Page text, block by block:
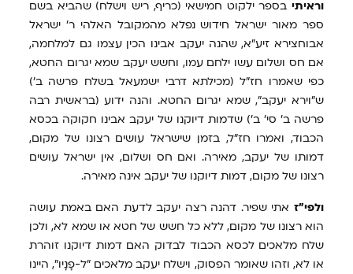
וראיתי בספר ילקוט חמישאי (כריף, ריש וישלח) שהביא בשם
ספר מאור ישראל חידוש נפלא מהמקובל האלהי ר' ישראל
אבוחצירא זיע"א, שהנה יעקב אבינו הכין עצמו גם למלחמה,
אם חס ושלום עשו ילחם עמו, וחשש יעקב שמא יגרום החטא,
כפי שאמרו חז"ל (מכילתא דרבי ישמעאל בשלח פרשה ב')
ש"וירא יעקב", שמא יגרום החטא. והנה ידוע (בראשית רבה
פרשה ב' סי' ב') שדמות דיוקנו של יעקב אבינו חקוקה בכסא
הכבוד, ואמרו חז"ל, בזמן שישראל עושים רצונו של מקום,
דמותו של יעקב, מאירה. ואם חס ושלום, אין ישראל עושים
רצונו של מקום, דמות דיוקנו של יעקב אינה מאירה.
ולפי"ז אתי שפיר. דהנה רצה יעקב לדעת האם באמת עושה
הוא רצונו של מקום, ללא כל חשש של חטא או שמא לא, ולכן
שלח מלאכים לכסא הכבוד לבדוק האם דמות דיוקנו זוהרת
או לא, וזהו שאומר הפסוק, וישלח יעקב מלאכים "ל-פָנָיו", היינו